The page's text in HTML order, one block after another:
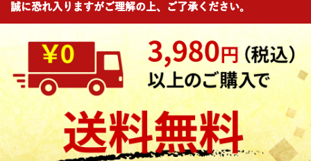
誠に恐れ入りますがご理解の上、ご了承ください。